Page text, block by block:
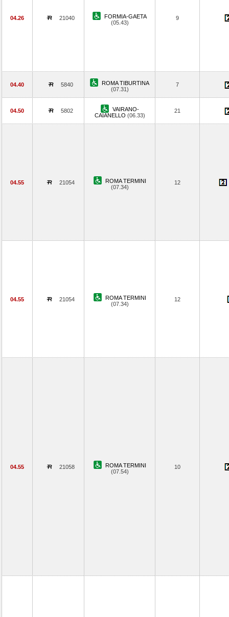
04.26 21040
FORMIA-GAETA
(05.43)
9
04.40 5840
ROMA TIBURTINA
(07.31)
7
04.50 5802
VAIRANO-
CAIANELLO (06.33)
21
04.55 21054
ROMA TERMINI
(07.34)
12
04.55 21054
ROMA TERMINI
(07.34)
12
04.55 21058
ROMA TERMINI
(07.54)
10